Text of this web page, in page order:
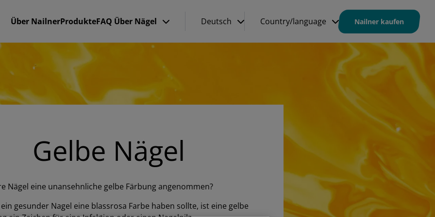
Über NailnerProdukteFAQ Über Nägel Deutsch Country/language Nailner kaufen
Gelbe Nägel
Nägel eine unansehnliche gelbe Färbung angenommen?
gesunder Nagel eine blassrosa Farbe haben sollte, ist eine gelbe